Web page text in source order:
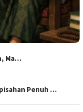
Ma…
Penuh …